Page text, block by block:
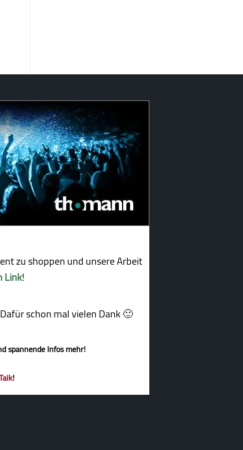
zu shoppen und unsere Arbeit
Link!
schon mal vielen Dank 🙂
spannende Infos mehr!
!